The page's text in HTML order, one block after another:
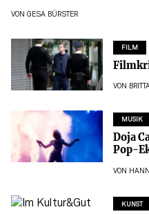
VON GESA BÜRSTER
FILM
VON
MUSIK
Doja
Pop-
VON
KUNST